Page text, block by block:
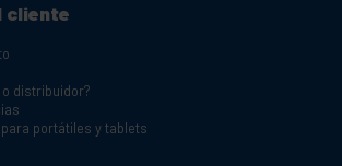
cliente
distribuidor?
portátiles y tablets